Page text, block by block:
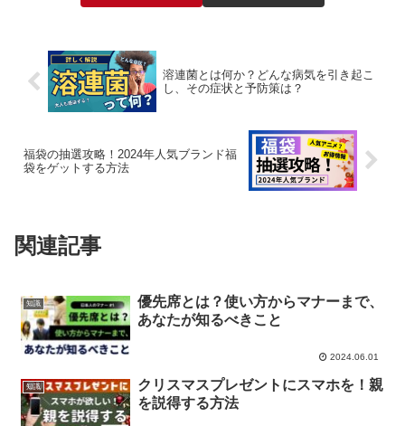
溶連菌とは何か？どんな病気を引き起こ
し、その症状と予防策は？
福袋の抽選攻略！2024年人気ブランド福
袋をゲットする方法
関連記事
知識
優先席とは？使い方からマナーまで、
あなたが知るべきこと
2024.06.01
知識
クリスマスプレゼントにスマホを！親
を説得する方法